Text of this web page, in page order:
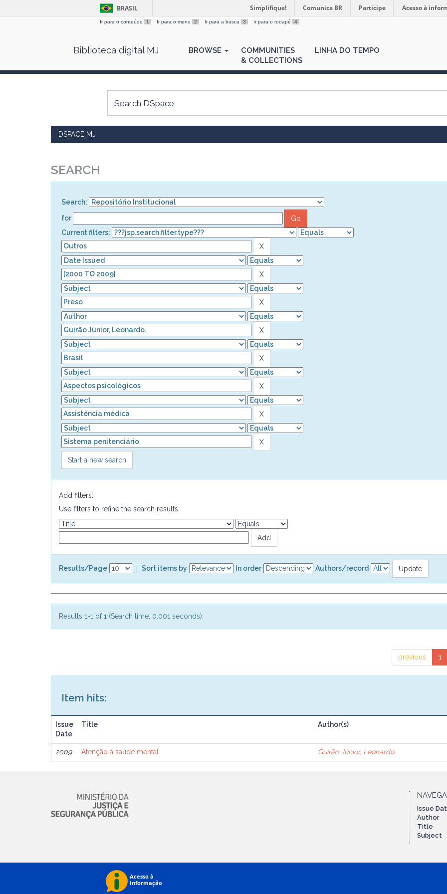
BRASIL Simplifique! Comunica BR Participe Acesso à
Ir para o conteúdo 1 Ir para o menu 2 Ir para a busca 3 Ir para o rodapé 4
Biblioteca digital MJ BROWSE
COMMUNITIES
& COLLECTIONS
LINHA DO TEMPO
DSPACE MJ
SEARCH
Search:
for
Current filters:
Start a new search
Add filters:
Use filters to refine the search results.
Results/Page Sort items by In order Authors/record
Results 1-1 of 1 (Search time: 0.001 seconds).
previous 1
Item hits:
Issue
Date
Title Author(s)
2009 Atenção à saúde mental Guirão Júnior, Leonardo.
Issue
Author
Title
Subject